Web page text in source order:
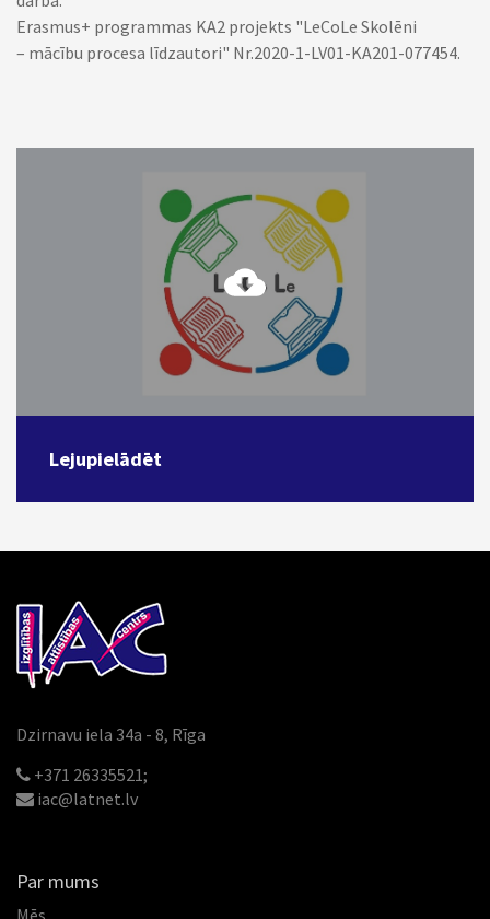
Erasmus+ programmas KA2 projekts "LeCoLe Skolēni
– mācību procesa līdzautori" Nr.2020-1-LV01-KA201-077454.
Lejupielādēt
Dzirnavu iela 34a - 8, Rīga
+371 26335521;
iac@latnet.lv
Par mums